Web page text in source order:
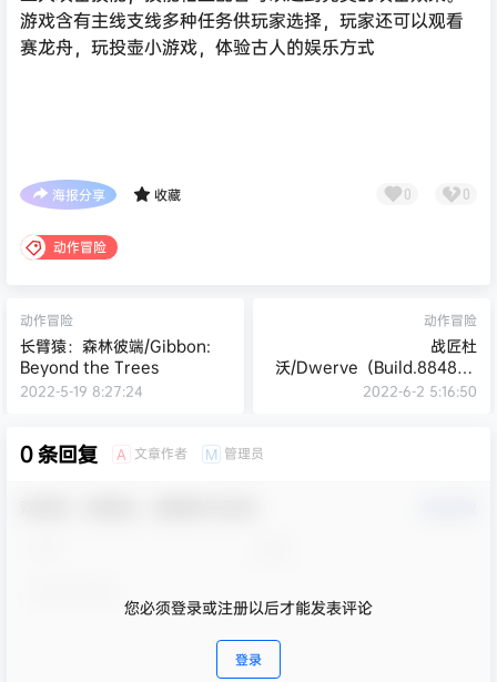
游戏含有主线支线多种任务供玩家选择，玩家还可以观看
赛龙舟，玩投壶小游戏，体验古人的娱乐方式
海报分享 收藏 0 0
动作冒险
动作冒险
长臂猿：森林彼端/Gibbon:
Beyond the Trees
2022-5-19 8:27:24
动作冒险
战匠杜
沃/Dwerve（Build.884824
4-1.0.3）
2022-6-2 5:16:50
0 条回复 A 文章作者 M 管理员
您必须登录或注册以后才能发表评论
登录